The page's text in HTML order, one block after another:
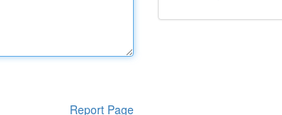
Report Page